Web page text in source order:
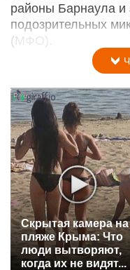
районы Барнаула и
подозрительных
(МФО).
Скрытая камера на
пляже Крыма: Что
люди вытворяют,
когда их не видят...